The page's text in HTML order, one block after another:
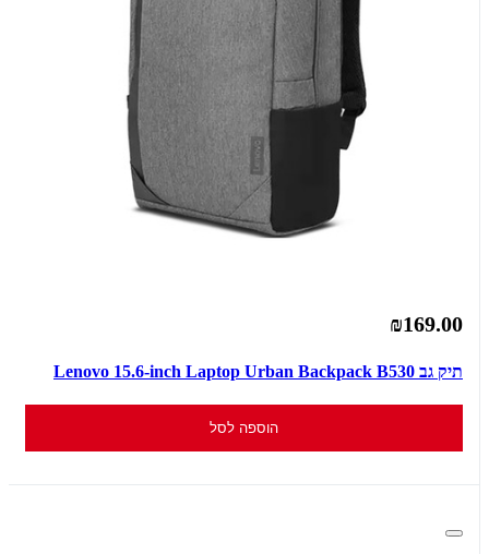
₪169.00
תיק גב Lenovo 15.6-inch Laptop Urban Backpack B530
הוספה לסל